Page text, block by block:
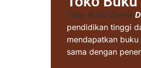
Toko Buku Online
pendidikan tinggi
mendapatkan
sama dengan